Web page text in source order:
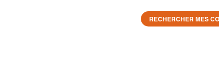
RECHERCHER MES